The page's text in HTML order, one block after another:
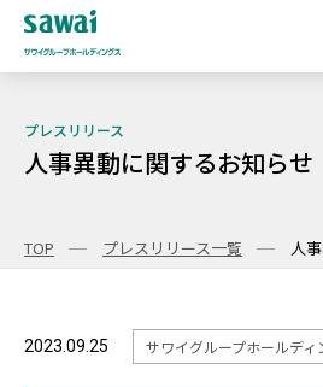
TOP プレスリリース一覧 人
プレスリリース
人事異動に関するお知らせ
2023.09.25 サワイグループホールディ